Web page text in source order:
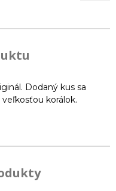
Dodaný kus sa
korálok.